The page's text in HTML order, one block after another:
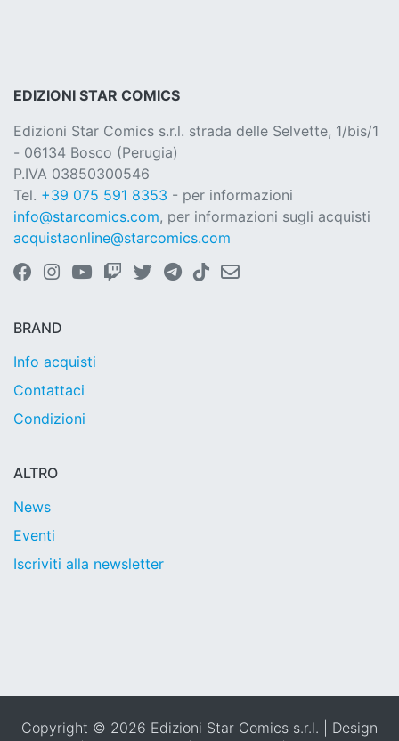
EDIZIONI STAR COMICS
Edizioni Star Comics s.r.l. strada delle Selvette, 1/bis/1
- 06134 Bosco (Perugia)
P.IVA 03850300546
Tel. +39 075 591 8353 - per informazioni
info@starcomics.com, per informazioni sugli acquisti
acquistaonline@starcomics.com
BRAND
Info acquisti
Contattaci
Condizioni
ALTRO
News
Eventi
Iscriviti alla newsletter
Copyright © 2026 Edizioni Star Comics s.r.l. | Design